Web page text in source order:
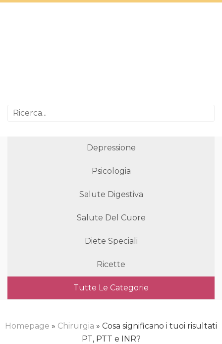
Depressione
Psicologia
Salute Digestiva
Salute Del Cuore
Diete Speciali
Ricette
Tutte Le Categorie
Homepage » Chirurgia » Cosa significano i tuoi risultati
PT, PTT e INR?